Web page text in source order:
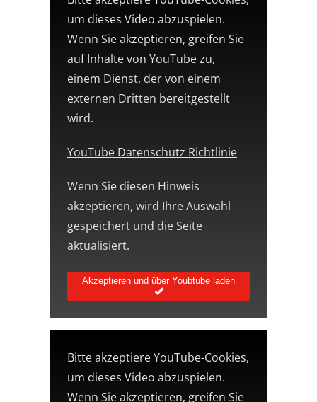
um dieses Video abzuspielen.
Wenn Sie akzeptieren, greifen Sie
auf Inhalte von YouTube zu,
einem Dienst, der von einem
externen Dritten bereitgestellt
wird.
YouTube Datenschutz Richtlinie
Wenn Sie diesen Hinweis
akzeptieren, wird Ihre Auswahl
gespeichert und die Seite
aktualisiert.
Akzeptieren und über Youbtube laden
Bitte akzeptiere YouTube-Cookies,
um dieses Video abzuspielen.
Wenn Sie akzeptieren, greifen Sie